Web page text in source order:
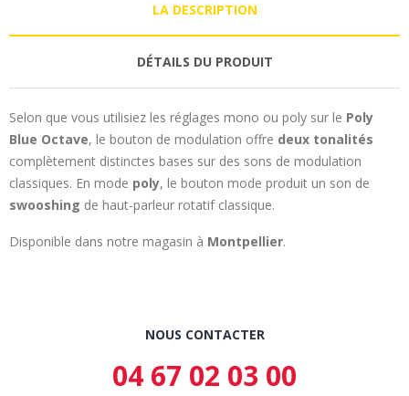
LA DESCRIPTION
DÉTAILS DU PRODUIT
Selon que vous utilisiez les réglages mono ou poly sur le Poly
Blue Octave, le bouton de modulation offre deux tonalités
complètement distinctes bases sur des sons de modulation
classiques. En mode poly, le bouton mode produit un son de
swooshing de haut-parleur rotatif classique.
Disponible dans notre magasin à Montpellier.
NOUS CONTACTER
04 67 02 03 00